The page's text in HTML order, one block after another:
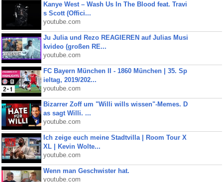
Kanye West – Wash Us In The Blood feat. Travi
s Scott (Offici...
youtube.com
Ju Julia und Rezo REAGIEREN auf Julias Musi
kvideo (großen RE...
youtube.com
FC Bayern München II - 1860 München | 35. Sp
ieltag, 2019/202...
youtube.com
Bizarrer Zoff um "Willi wills wissen"-Memes. D
as sagt Willi. ...
youtube.com
Ich zeige euch meine Stadtvilla | Room Tour X
XL | Kevin Wolte...
youtube.com
Wenn man Geschwister hat.
youtube.com